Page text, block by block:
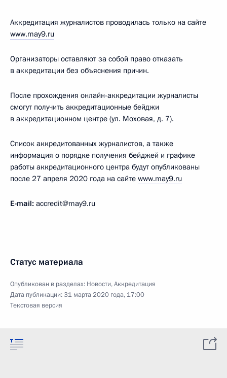
Аккредитация журналистов проводилась только на сайте
www.may9.ru
Организаторы оставляют за собой право отказать
в аккредитации без объяснения причин.
После прохождения онлайн-аккредитации журналисты
смогут получить аккредитационные бейджи
в аккредитационном центре (ул. Моховая, д. 7).
Список аккредитованных журналистов, а также
информация о порядке получения бейджей и графике
работы аккредитационного центра будут опубликованы
после 27 апреля 2020 года на сайте www.may9.ru
E-mail: accredit@may9.ru
Статус материала
Опубликован в разделах: Новости,Аккредитация
Дата публикации:31 марта 2020 года, 17:00
Текстовая версия